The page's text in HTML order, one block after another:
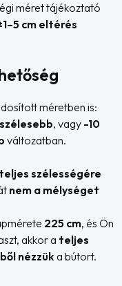
méret tájékoztató
cm eltérés
méretben is:
, vagy -10
változatban.
szélességére
nem a mélységet
225 cm, és Ön
akkor a teljes
nézzüka bútort.